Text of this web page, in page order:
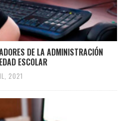
DE LA ADMINISTRACIÓN
ESCOLAR
2021